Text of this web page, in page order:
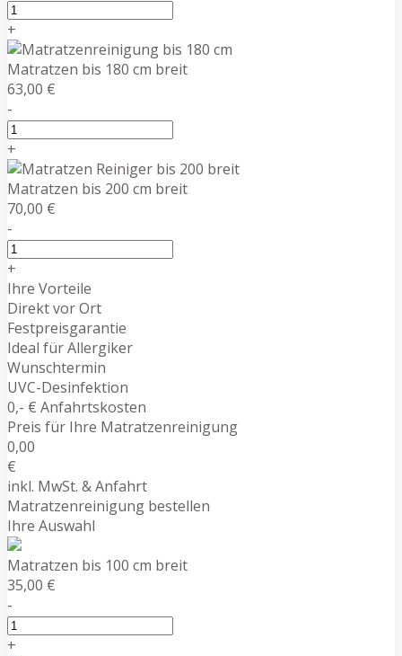
+
Matratzen bis 180 cm breit
63,00 €
-
+
Matratzen bis 200 cm breit
70,00 €
-
+
Ihre Vorteile
Direkt vor Ort
Festpreisgarantie
Ideal für Allergiker
Wunschtermin
UVC-Desinfektion
0,- € Anfahrtskosten
Preis für Ihre Matratzenreinigung
0,00
€
inkl. MwSt. & Anfahrt
Matratzenreinigung bestellen
Ihre Auswahl
Matratzen bis 100 cm breit
35,00 €
-
+